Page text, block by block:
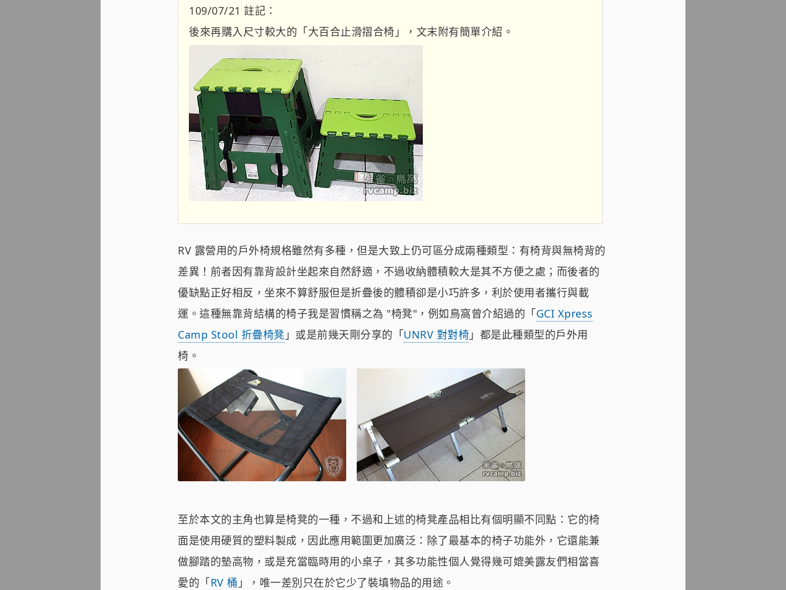
109/07/21 註記：
後來再購入尺寸較大的「大百合止滑摺合椅」，文末附有簡單介紹。
RV 露營用的戶外椅規格雖然有多種，但是大致上仍可區分成兩種類型：有椅背與無椅背的
差異！前者因有靠背設計坐起來自然舒適，不過收納體積較大是其不方便之處；而後者的
優缺點正好相反，坐來不算舒服但是折疊後的體積卻是小巧許多，利於使用者攜行與載
運。這種無靠背結構的椅子我是習慣稱之為 "椅凳"，例如鳥窩曾介紹過的「GCI Xpress
Camp Stool 折疊椅凳 」或是前幾天剛分享的「UNRV 對對椅 」都是此種類型的戶外用
椅。
至於本文的主角也算是椅凳的一種，不過和上述的椅凳產品相比有個明顯不同點：它的椅
面是使用硬質的塑料製成，因此應用範圍更加廣泛：除了最基本的椅子功能外，它還能兼
做腳踏的墊高物，或是充當臨時用的小桌子，其多功能性個人覺得幾可媲美露友們相當喜
愛的「RV 桶 」，唯一差別只在於它少了裝填物品的用途。